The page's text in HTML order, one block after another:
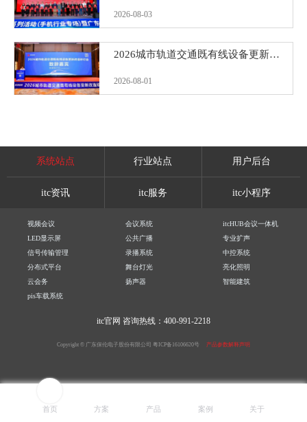
2026-08-03
2026城市轨道交通既有线设备更新改造研讨会圆满落幕！itc保伦股份赋能城市轨道交通智慧升级
2026-08-01
系统站点 行业站点 用户后台
itc资讯 itc服务 itc小程序
视频会议 会议系统
itcHUB会议一体机
LED显示屏
公共广播
专业扩声
信号传输管理
录播系统
中控系统
分布式平台
舞台灯光
亮化照明
云会务
扬声器
智能建筑
pis车载系统
itc官网 咨询热线：400-991-2218
Copyright © 广东保伦电子股份有限公司 粤ICP备16106620号 产品参数解释声明
首页 方案 产品 案例 关于